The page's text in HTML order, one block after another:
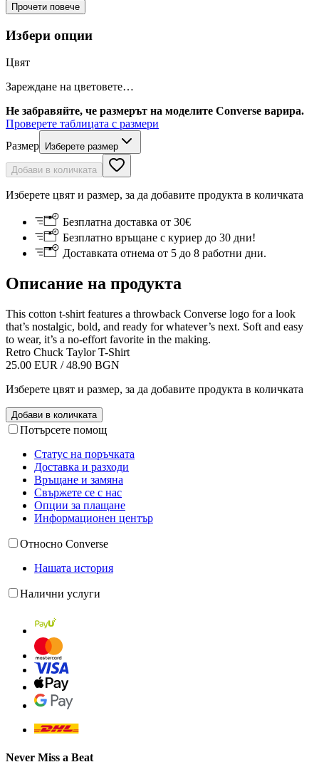
Прочети повече
Избери опции
Цвят
Зареждане на цветовете…
Не забравяйте, че размерът на моделите Converse варира.
Проверете таблицата с размери
Размер
Изберете размер
Добави в количката
Изберете цвят и размер, за да добавите продукта в количката
Безплатна доставка от 30€
Безплатно връщане с куриер до 30 дни!
Доставката отнема от 5 до 8 работни дни.
Описание на продукта
This cotton t-shirt features a throwback Converse logo for a look
that’s nostalgic, bold, and ready for whatever’s next. Soft and easy
to wear, it’s a no-effort favorite in the making.
Retro Chuck Taylor T-Shirt
25.00 EUR / 48.90 BGN
Изберете цвят и размер, за да добавите продукта в количката
Добави в количката
Потърсете помощ
Статус на поръчката
Доставка и разходи
Връщане и замяна
Свържете се с нас
Опции за плащане
Информационен център
Относно Converse
Нашата история
Налични услуги
Never Miss a Beat